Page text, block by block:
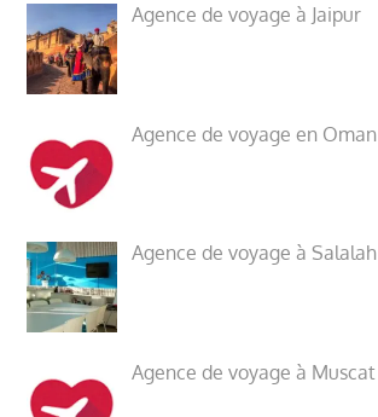
Agence de voyage à Jaipur
Agence de voyage en Oman
Agence de voyage à Salalah
Agence de voyage à Muscat